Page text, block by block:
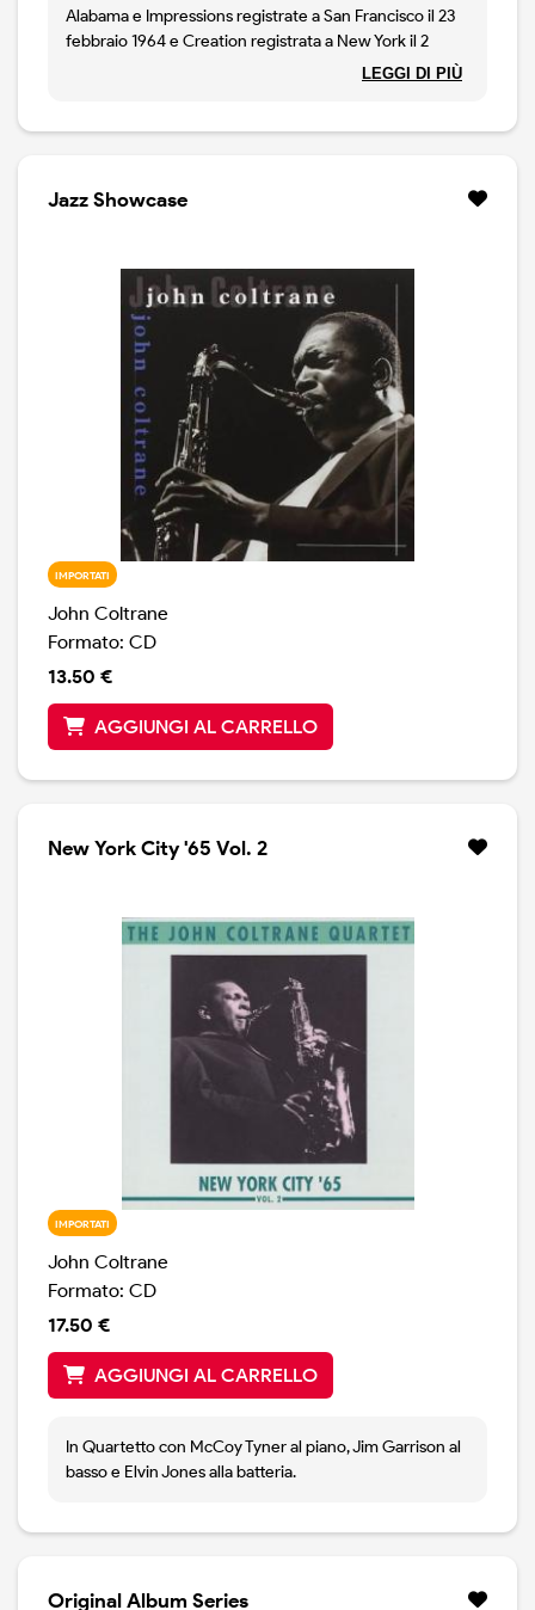
Alabama e Impressions registrate a San Francisco il 23
febbraio 1964 e Creation registrata a New York il 2
LEGGI DI PIÙ
Jazz Showcase
IMPORTATI
John Coltrane
Formato: CD
13.50 €
AGGIUNGI AL CARRELLO
New York City '65 Vol. 2
IMPORTATI
John Coltrane
Formato: CD
17.50 €
AGGIUNGI AL CARRELLO
In Quartetto con McCoy Tyner al piano, Jim Garrison al
basso e Elvin Jones alla batteria.
Original Album Series